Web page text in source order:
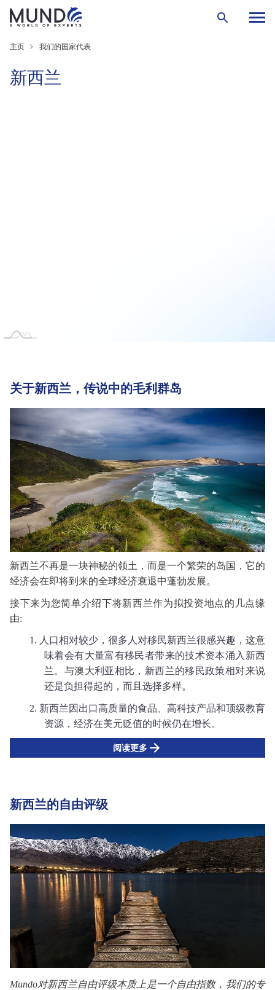
主页 我们的国家代表
新西兰
关于新西兰，传说中的毛利群岛
新西兰不再是一块神秘的领土，而是一个繁荣的岛国，它的
经济会在即将到来的全球经济衰退中蓬勃发展。
接下来为您简单介绍下将新西兰作为拟投资地点的几点缘
由:
1. 人口相对较少，很多人对移民新西兰很感兴趣，这意
味着会有大量富有移民者带来的技术资本涌入 新西
兰。与澳大利亚相比，新西兰的移民政策相对来说
还是负担得起的，而且选择多样。
2. 新西兰因 出口高质量的食品、高科技产品和顶级教育
资源，经济在美元贬值的时候仍在增长。
阅读更多
新西兰的自由评级
Mundo对新西兰自由评级本质上是一个自由指数，我们的专